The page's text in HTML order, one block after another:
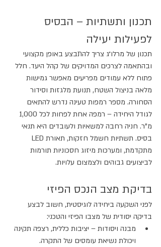
תכנון ותשתיות – הבסיס
לפעילות יעילה
תכנון של מרלו״ג צריך להתבצע באופן מקצועי
ובהתאמה לצרכים המדויקים של קהל היעד. חלל
פתוח ללא עמודים מפריעים מאפשר גמישות
מלאה בניצול השטח, תנועת מלגזות וסידור
הסחורה. מספר רמפות טעינה נדרש להתאים
מ"ר. חניה רחבה למשאיות ולעובדים היא תנאי
מתקדמת, ומערכות מיזוג חסכוניות תורמות
לביצועים גבוהים ולצמצום עלויות.
בדיקת מצב הנכס הפיזי
לפני השקעה ביחידה לוגיסטית, חשוב לבצע
בדיקה יסודית של מצבו הפיזי והטכני:
מבנה ויסודות – יציבות כללית, רצפה תקינה
ויכולת נשיאת עומסים של התקרה.